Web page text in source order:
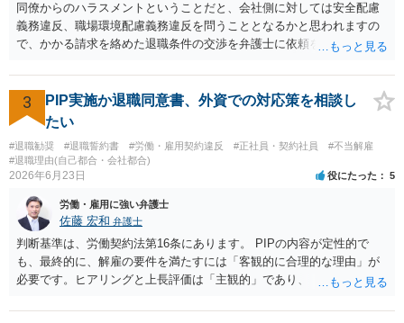
同僚からのハラスメントということだと、会社側に対しては安全配慮
義務違反、職場環境配慮義務違反を問うこととなるかと思われますの
で、かかる請求を絡めた退職条件の交渉を弁護士に依頼をされた方が
くなり全て弁護士が窓口となるため精神的な負担も軽くなるでしょ
う。
3
PIP実施か退職同意書、外資での対応策を相談し
たい
#退職勧奨 #退職誓約書 #労働・雇用契約違反 #正社員・契約社員
#不当解雇
#退職理由(自己都合・会社都合)
2026年6月23日 役にたった 5
労働・雇用に強い弁護士
佐藤 宏和 弁護士
判断基準は、労働契約法第16条にあります。 PIPの内容が定性的で
も、最終的に、解雇の要件を満たすには「客観的に合理的な理由」が
必要です。ヒアリングと上長評価は「主観的」であり、「客観的に合
利に使うのは難しいです。ですから、これを達成しなければ退職す